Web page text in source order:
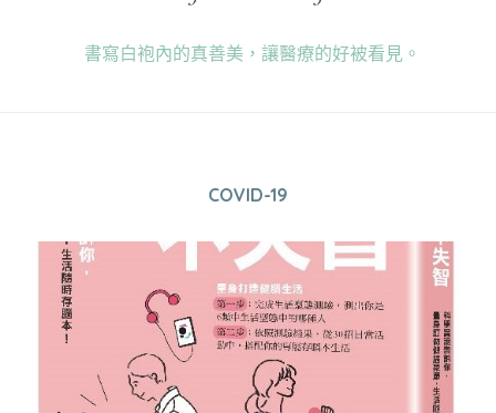
書寫白袍內的真善美，讓醫療的好被看見。
COVID-19